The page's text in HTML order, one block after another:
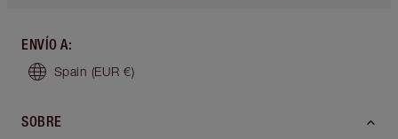
ENVÍO A:
Spain (EUR €)
SOBRE